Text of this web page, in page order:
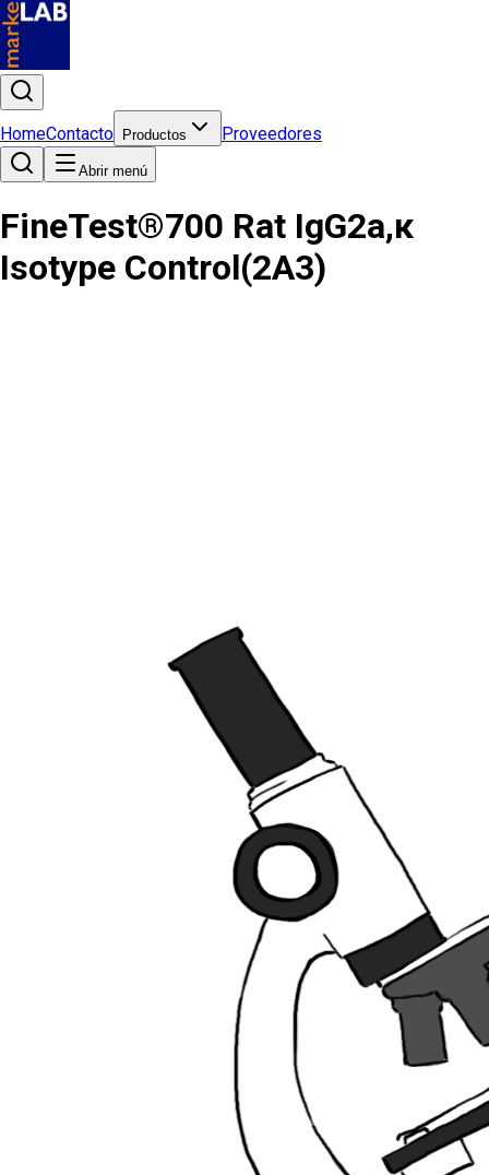
HomeContacto Productos Proveedores
Abrir menú
FineTest®700 Rat IgG2a,κ
Isotype Control(2A3)